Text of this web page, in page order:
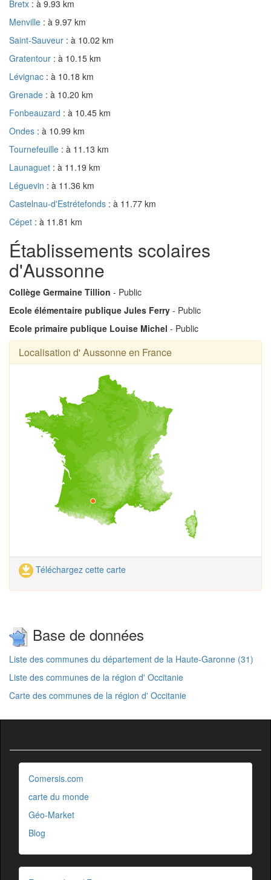
Bretx : à 9.93 km
Menville : à 9.97 km
Saint-Sauveur : à 10.02 km
Gratentour : à 10.15 km
Lévignac : à 10.18 km
Grenade : à 10.20 km
Fonbeauzard : à 10.45 km
Ondes : à 10.99 km
Tournefeuille : à 11.13 km
Launaguet : à 11.19 km
Léguevin : à 11.36 km
Castelnau-d'Estrétefonds : à 11.77 km
Cépet : à 11.81 km
Établissements scolaires
d'Aussonne
Collège Germaine Tillion - Public
Ecole élémentaire publique Jules Ferry - Public
Ecole primaire publique Louise Michel - Public
Localisation d' Aussonne en France
Téléchargez cette carte
Base de données
Liste des communes du département de la Haute-Garonne (31)
Liste des communes de la région d' Occitanie
Carte des communes de la région d' Occitanie
Comersis.com
carte du monde
Géo-Market
Blog